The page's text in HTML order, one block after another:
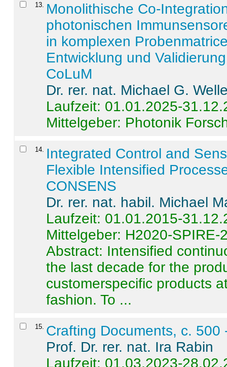
13
Monolithische Co-
photonischen
in komplexen
Entwicklung und
CoLuM
Dr. rer. nat. Michael G.
Laufzeit: 01.01.2025-
Mittelgeber: Photonik
14
Integrated Control and
Flexible Intensified
CONSENS
Dr. rer. nat. habil. Michael
Laufzeit: 01.01.2015-
Mittelgeber: H2020-SPIRE-
Abstract: Intensified
the last decade for the
customerspecific products
fashion. To ...
15 Crafting Documents, c. 500
Prof. Dr. rer. nat. Ira Rabin
Laufzeit: 01.03.2023-